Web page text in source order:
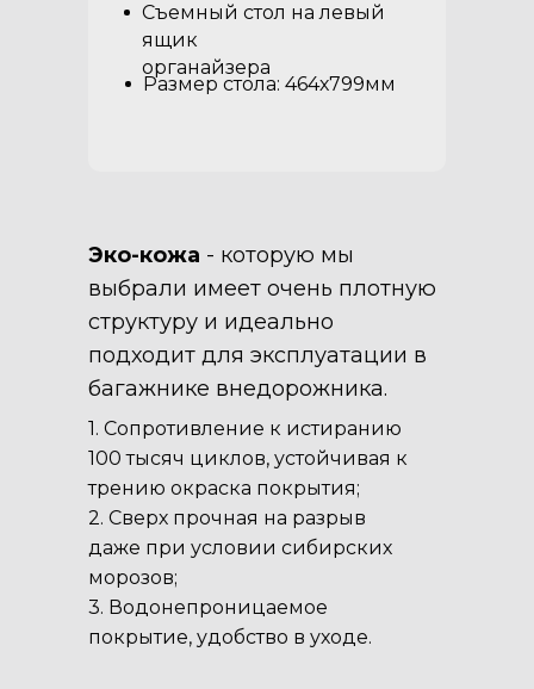
Съемный стол на левый
ящик
органайзера
Размер стола: 464х799мм
Эко-кожа - которую мы
выбрали имеет очень плотную
структуру и идеально
подходит для эксплуатации в
багажнике внедорожника.
1. Сопротивление к истиранию
100 тысяч циклов, устойчивая к
трению окраска покрытия;
2. Сверх прочная на разрыв
даже при условии сибирских
морозов;
3. Водонепроницаемое
покрытие, удобство в уходе.